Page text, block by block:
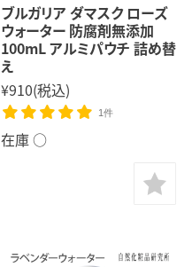
ブルガリア ダマスク ローズ
ウォーター 防腐剤無添加
100mL アルミパウチ 詰め替
え
¥910(税込)
1件
在庫 ○